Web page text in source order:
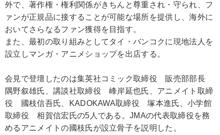
外で、著作権・権利関係がきちんと尊重され・守られ、フ
ァンが正規品に接することが可能な場所を提供し、海外に
おいてさらなるファン獲得を目指す。
また、最初の取り組みとしてタイ・バンコクに現地法人を
設立しマンガ・アニメショップを出店する。
会見で登壇したのは集英社コミック取締役 販売部部長
隅野叙雄氏、講談社取締役 峰岸延也氏、アニメイト取締
役 國枝信吾氏、KADOKAWA取締役 塚本進氏、小学館
取締役 相賀信宏氏の5人である。JMAの代表取締役を務
めるアニメイトの國枝氏が設立骨子を説明した。